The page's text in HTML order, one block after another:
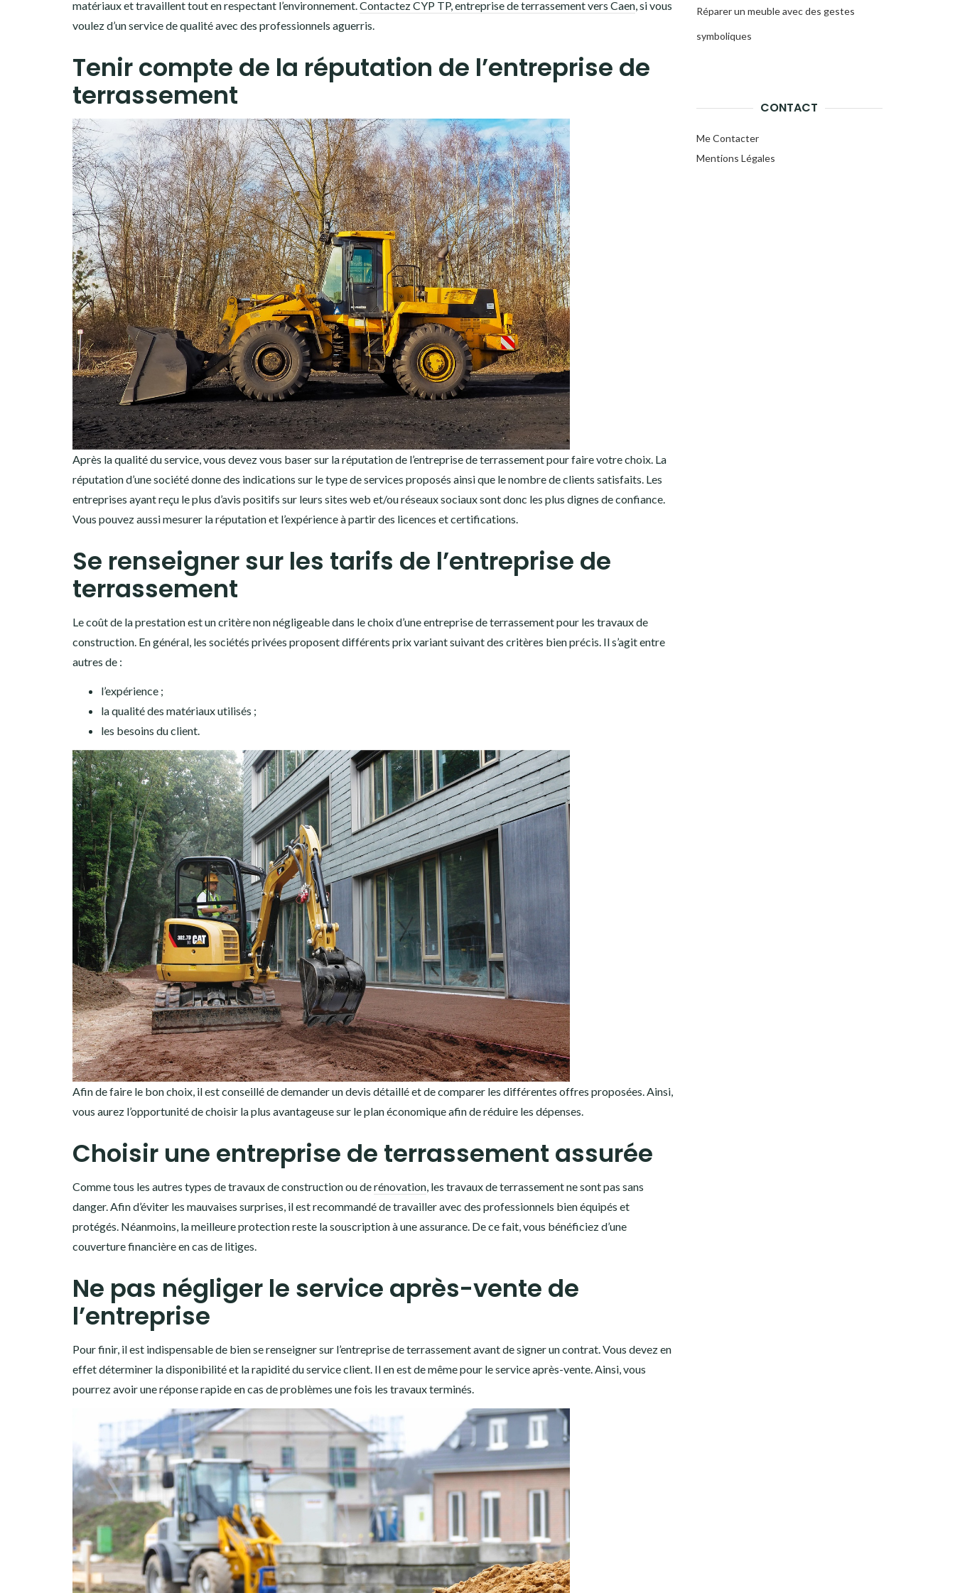
matériaux et travaillent tout en respectant l’environnement. Contactez CYP TP, entreprise de terrassement vers Caen , si vous
voulez d’un service de qualité avec des professionnels aguerris.
Tenir compte de la réputation de l’entreprise de
terrassement
Après la qualité du service, vous devez vous baser sur la réputation de l’entreprise de terrassement pour faire votre choix. La
réputation d’une société donne des indications sur le type de services proposés ainsi que le nombre de clients satisfaits. Les
entreprises ayant reçu le plus d’avis positifs sur leurs sites web et/ou réseaux sociaux sont donc les plus dignes de confiance.
Vous pouvez aussi mesurer la réputation et l’expérience à partir des licences et certifications.
Se renseigner sur les tarifs de l’entreprise de
terrassement
Le coût de la prestation est un critère non négligeable dans le choix d’une entreprise de terrassement pour les travaux de
construction. En général, les sociétés privées proposent différents prix variant suivant des critères bien précis. Il s’agit entre
autres de :
l’expérience ;
la qualité des matériaux utilisés ;
les besoins du client.
Afin de faire le bon choix, il est conseillé de demander un devis détaillé et de comparer les différentes offres proposées. Ainsi,
vous aurez l’opportunité de choisir la plus avantageuse sur le plan économique afin de réduire les dépenses.
Choisir une entreprise de terrassement assurée
Comme tous les autres types de travaux de construction ou derénovation, les travaux de terrassement ne sont pas sans
danger. Afin d’éviter les mauvaises surprises, il est recommandé de travailler avec des professionnels bien équipés et
protégés. Néanmoins, la meilleure protection reste la souscription à une assurance. De ce fait, vous bénéficiez d’une
couverture financière en cas de litiges.
Ne pas négliger le service après-vente de
l’entreprise
Pour finir, il est indispensable de bien se renseigner sur l’entreprise de terrassement avant de signer un contrat. Vous devez en
effet déterminer la disponibilité et la rapidité du service client. Il en est de même pour le service après-vente. Ainsi, vous
pourrez avoir une réponse rapide en cas de problèmes une fois les travaux terminés.
Réparer un meuble avec des gestes
symboliques
CONTACT
Me Contacter
Mentions Légales